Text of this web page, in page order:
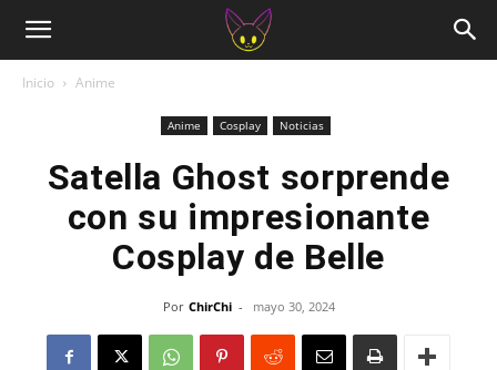
Inicio Anime
Anime Cosplay Noticias
Satella Ghost sorprende
con su impresionante
Cosplay de Belle
Por ChirChi - mayo 30, 2024